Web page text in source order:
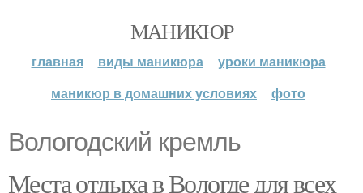
МАНИКЮР
главная виды маникюра
уроки маникюра
маникюр в домашних условиях
фото
Вологодский кремль
Места отдыха в Вологде для всех